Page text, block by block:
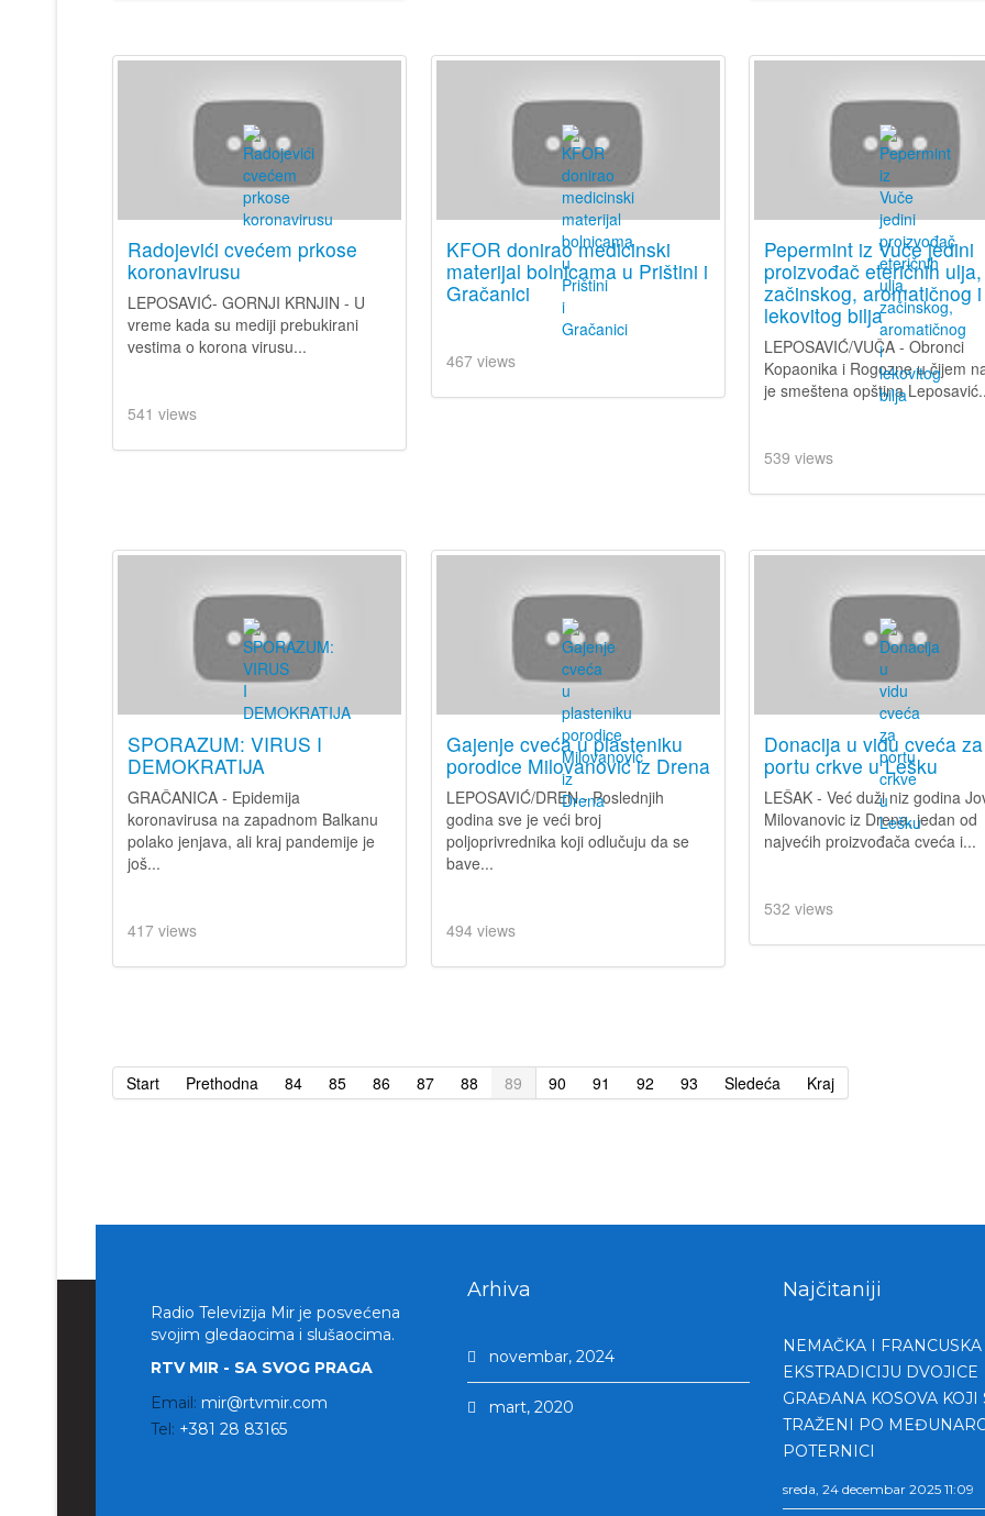
Radojevići cvećem prkose
koronavirusu
LEPOSAVIĆ- GORNJI KRNJIN - U
vreme kada su mediji prebukirani
vestima o korona virusu...
541 views
KFOR donirao medicinski
materijal bolnicama u Prištini i
Gračanici
467 views
Pepermint iz Vuče jedini
proizvođač eteričnih ulja,
začinskog, aromatičnog i
lekovitog bilja
LEPOSAVIĆ/VUČA - Obronci
Kopaonika i Rogozne u čijem
je smeštena opština
539 views
SPORAZUM: VIRUS I
DEMOKRATIJA
GRAČANICA - Epidemija
koronavirusa na zapadnom Balkanu
polako jenjava, ali kraj pandemije je
još...
417 views
Gajenje cveća u plasteniku
porodice Milovanović iz Drena
LEPOSAVIĆ/DREN - Poslednjih
godina sve je veći broj
poljoprivrednika koji odlučuju da se
bave...
494 views
Donacija u vidu cveća za
portu crkve u Lešku
LEŠAK - Već duži niz godina
Milovanovic iz Drena, jedan od
najvećih proizvođača cveća i...
532 views
Start Prethodna 84 85 86 87 88 89 90 91 92 93 Sledeća Kraj
Radio Televizija Mir je posvećena
svojim gledaocima i slušaocima.
RTV MIR - SA SVOG PRAGA
Email: mir@rtvmir.com
Tel: +381 28 83165
Arhiva
novembar, 2024
mart, 2020
Najčitaniji
NEMAČKA I
EKSTRADICIJU DVOJICE
GRAĐANA KOSOVA KOJI
TRAŽENI PO
POTERNICI
sreda, 24 decembar 2025 11:09